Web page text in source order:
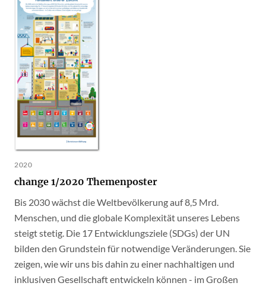
2020
change 1/2020 Themenposter
Bis 2030 wächst die Weltbevölkerung auf 8,5 Mrd.
Menschen, und die globale Komplexität unseres Lebens
steigt stetig. Die 17 Entwicklungsziele (SDGs) der UN
bilden den Grundstein für notwendige Veränderungen. Sie
zeigen, wie wir uns bis dahin zu einer nachhaltigen und
inklusiven Gesellschaft entwickeln können - im Großen